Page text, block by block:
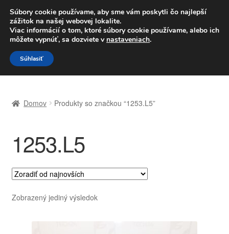
DOPRAVA od 6 EUR
Po–Pi 09:00–16:00 233 221 276
Preskočiť
na
navigáciu
Preskočiť
na
obsah
Celosvetová preprava
Doprava
Kontakt
Košík
Môj účet
Domov Produkty so značkou “1253.L5”
1253.L5
Zobrazený jediný výsledok
Súbory cookie používame, aby sme vám poskytli čo najlepší
zážitok na našej webovej lokalite.
Viac informácií o tom, ktoré súbory cookie používame, alebo ich
môžete vypnúť, sa dozviete v nastaveniach.
Súhlasiť